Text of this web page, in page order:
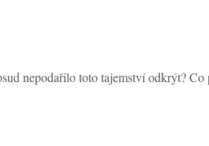
nepodařilo toto tajemství odkrýt?